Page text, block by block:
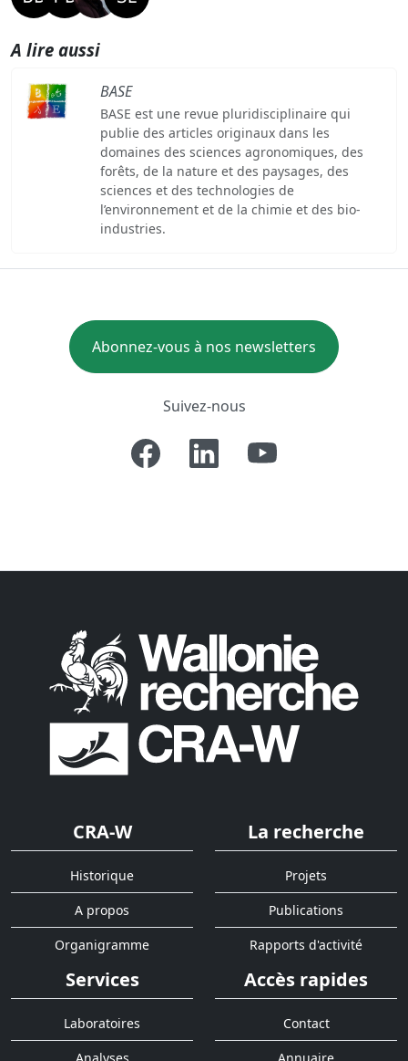
A lire aussi
BASE
BASE est une revue pluridisciplinaire qui
publie des articles originaux dans les
domaines des sciences agronomiques, des
forêts, de la nature et des paysages, des
sciences et des technologies de
l’environnement et de la chimie et des bio-
industries.
Abonnez-vous à nos newsletters
Suivez-nous
CRA-W
Historique
A propos
Organigramme
La recherche
Projets
Publications
Rapports d'activité
Services
Laboratoires
Accès rapides
Contact